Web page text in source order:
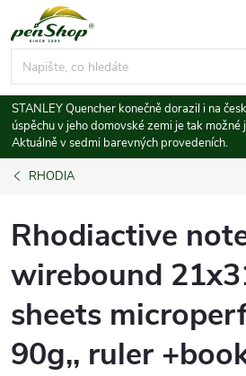
na
obsah
STANLEY Quencher konečně dorazil i na
úspěchu v jeho domovské zemi je tak možné
Aktuálně v sedmi barevných provedeních.
RHODIA
Rhodiactive
wirebound
sheets
90g,, ruler